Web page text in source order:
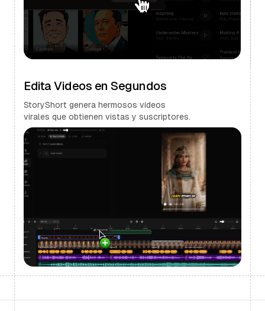
Edita Videos en Segundos
StoryShort genera hermosos videos
virales que obtienen vistas y suscriptores.